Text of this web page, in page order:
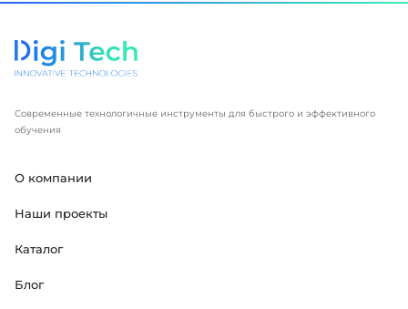
Современные технологичные инструменты для быстрого и эффективного
обучения
О компании
Наши проекты
Каталог
Блог